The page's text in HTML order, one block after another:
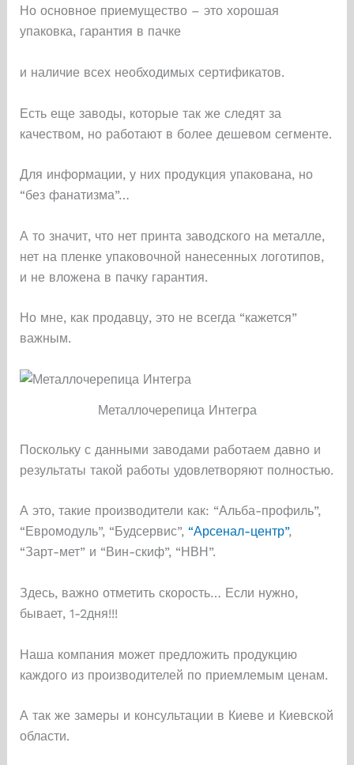
Но основное приемущество – это хорошая
упаковка, гарантия в пачке
и наличие всех необходимых сертификатов.
Есть еще заводы, которые так же следят за
качеством, но работают в более дешевом сегменте.
Для информации, у них продукция упакована, но
“без фанатизма”…
А то значит, что нет принта заводского на металле,
нет на пленке упаковочной нанесенных логотипов,
и не вложена в пачку гарантия.
Но мне, как продавцу, это не всегда “кажется”
важным.
Металлочерепица Интегра
Поскольку с данными заводами работаем давно и
результаты такой работы удовлетворяют полностью.
А это, такие производители как: “Альба-профиль”,
“Евромодуль”, “Будсервис”, “Арсенал-центр”,
“Зарт-мет” и “Вин-скиф”, “НВН”.
Здесь, важно отметить скорость… Если нужно,
бывает, 1-2дня!!!
Наша компания может предложить продукцию
каждого из производителей по приемлемым ценам.
А так же замеры и консультации в Киеве и Киевской
области.